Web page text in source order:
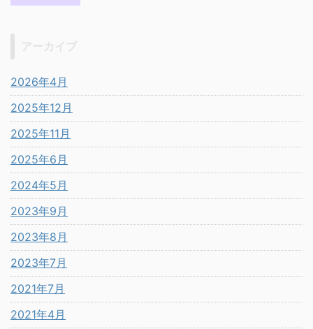
2026年4月
2025年12月
2025年11月
2025年6月
2024年5月
2023年9月
2023年8月
2023年7月
2021年7月
2021年4月